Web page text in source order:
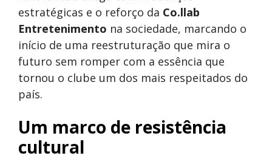
estratégicas e o reforço da Co.llab
Entretenimento na sociedade, marcando o
início de uma reestruturação que mira o
futuro sem romper com a essência que
tornou o clube um dos mais respeitados do
país.
Um marco de resistência
cultural